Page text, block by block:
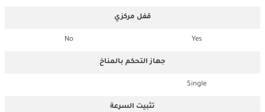
قفل مركزي
Yes
No
جهاز التحكم بالمناخ
Single
تثبيت السرعة